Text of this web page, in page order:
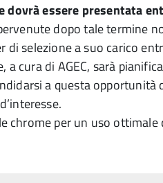
dovrà essere presentata
dopo tale termine
di selezione a suo carico
a cura di AGEC, sarà
a questa
chrome per un uso